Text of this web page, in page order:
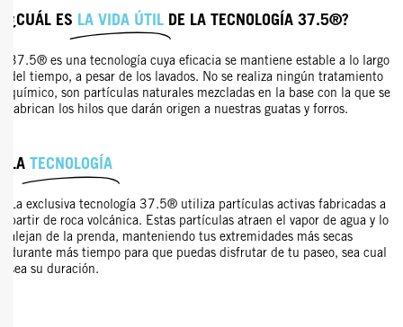
¿CUÁL ES LA VIDA ÚTIL DE LA TECNOLOGÍA 37.5®?
37.5® es una tecnología cuya eficacia se mantiene estable a lo largo
del tiempo, a pesar de los lavados. No se realiza ningún tratamiento
químico, son partículas naturales mezcladas en la base con la que se
fabrican los hilos que darán origen a nuestras guatas y forros.
LA TECNOLOGÍA
La exclusiva tecnología 37.5® utiliza partículas activas fabricadas a
partir de roca volcánica. Estas partículas atraen el vapor de agua y lo
alejan de la prenda, manteniendo tus extremidades más secas
durante más tiempo para que puedas disfrutar de tu paseo, sea cual
sea su duración.